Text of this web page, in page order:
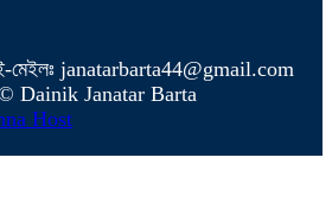
মেইলঃ janatarbarta44@gmail.com
Dainik Janatar Barta
Host